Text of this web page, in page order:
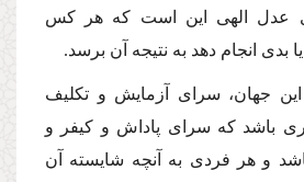
عدل الهى این است كه هر كس
بدى انجام دهد به نتیجه آن برسد.
جهان، سراى آزمایش و تكلیف
باشد كه سراى پاداش و كیفر و
و هر فردى به آنچه شایسته آن